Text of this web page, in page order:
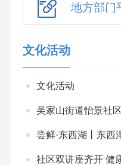
地方部门
文化活动
文化活动